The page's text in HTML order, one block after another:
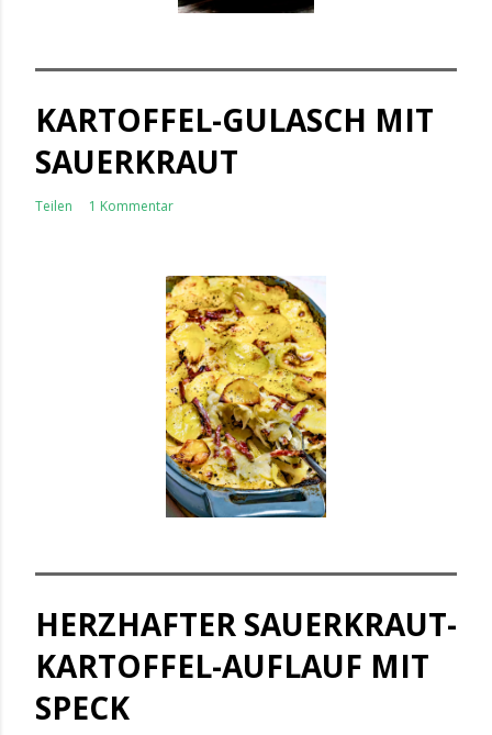
KARTOFFEL-GULASCH MIT
SAUERKRAUT
Teilen 1 Kommentar
HERZHAFTER SAUERKRAUT-
KARTOFFEL-AUFLAUF MIT
SPECK